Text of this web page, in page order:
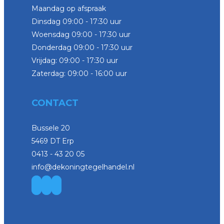
Maandag op afspraak
Dinsdag 09:00 - 17:30 uur
Woensdag 09:00 - 17:30 uur
Donderdag 09:00 - 17:30 uur
Vrijdag: 09:00 - 17:30 uur
Zaterdag: 09:00 - 16:00 uur
CONTACT
Bussele 20
5469 DT Erp
0413 - 43 20 05
info@dekoningtegelhandel.nl